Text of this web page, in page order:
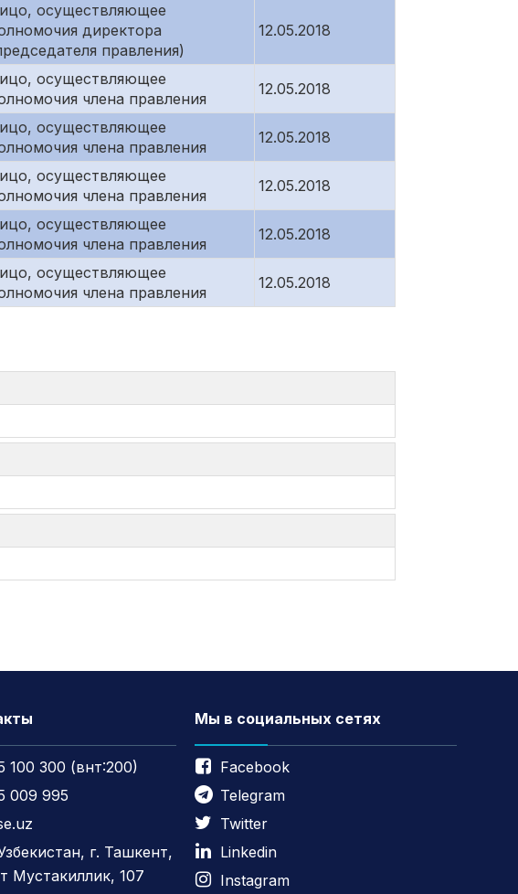
осуществляющее
директора
правления)
12.05.2018
осуществляющее
члена правления
12.05.2018
осуществляющее
члена правления
12.05.2018
осуществляющее
члена правления
12.05.2018
осуществляющее
члена правления
12.05.2018
осуществляющее
члена правления
12.05.2018
100 300 (внт:200)
009 995
г. Ташкент,
Мустакиллик, 107
Мы в социальных сетях
Facebook
Telegram
Twitter
Linkedin
Instagram